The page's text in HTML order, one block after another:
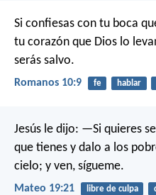
Si confiesas con tu boca
tu corazón que Dios lo
serás salvo.
Romanos 10:9 fe hablar
Jesús le dijo: —Si quieres
que tienes y dalo a los
cielo; y ven, sígueme.
Mateo 19:21 libre de culpa